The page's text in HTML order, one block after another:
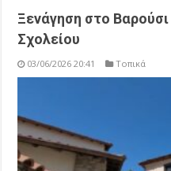
Ξενάγηση στο
Σχολείου
03/06/2026 20:41 Τοπικά